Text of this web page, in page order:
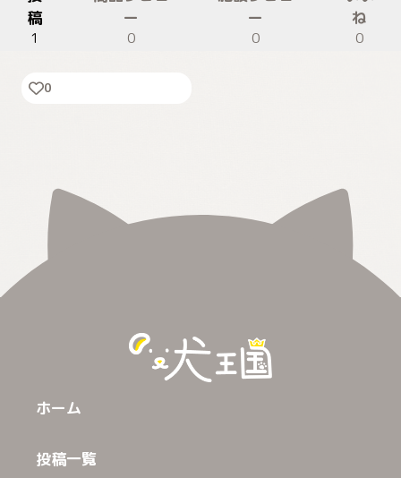
稿
1
ー
0
ー
0
ね
0
トリミング行きました
0
ホーム
投稿一覧